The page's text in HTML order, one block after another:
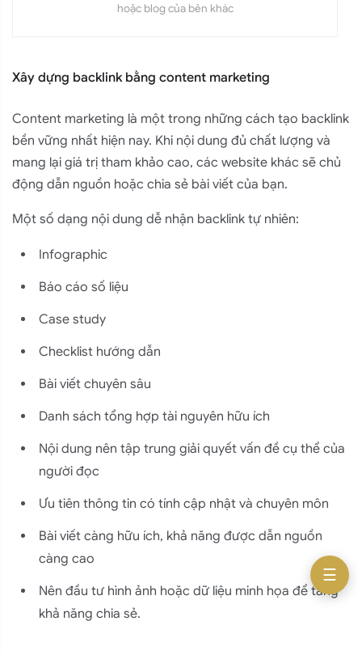
hoặc blog của bên khác
Xây dựng backlink bằng content marketing
Content marketing là một trong những cách tạo backlink
bền vững nhất hiện nay. Khi nội dung đủ chất lượng và
mang lại giá trị tham khảo cao, các website khác sẽ chủ
động dẫn nguồn hoặc chia sẻ bài viết của bạn.
Một số dạng nội dung dễ nhận backlink tự nhiên:
Infographic
Báo cáo số liệu
Case study
Checklist hướng dẫn
Bài viết chuyên sâu
Danh sách tổng hợp tài nguyên hữu ích
Nội dung nên tập trung giải quyết vấn đề cụ thể của
người đọc
Ưu tiên thông tin có tính cập nhật và chuyên môn
Bài viết càng hữu ích, khả năng được dẫn nguồn
càng cao
Nên đầu tư hình ảnh hoặc dữ liệu minh họa để tăng
khả năng chia sẻ.
☰